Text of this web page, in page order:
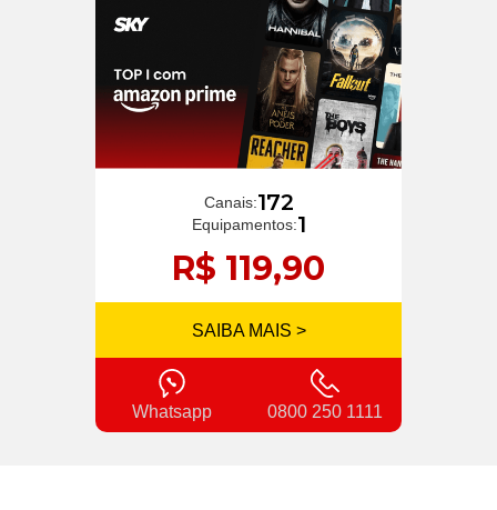
Canais:172
Equipamentos:1
R$ 119,90
SAIBA MAIS >
Whatsapp 0800 250 1111